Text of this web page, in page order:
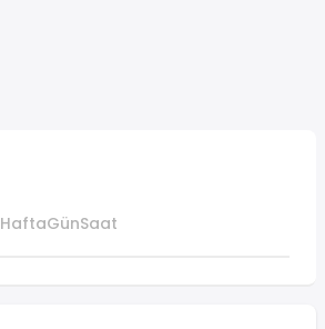
HaftaGünSaat